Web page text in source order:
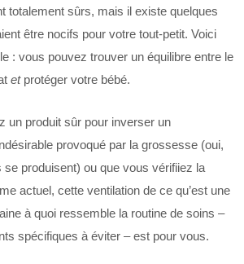
totalement sûrs, mais il existe quelques
être nocifs pour votre tout-petit. Voici
: vous pouvez trouver un équilibre entre le
etprotéger votre bébé.
un produit sûr pour inverser un
provoqué par la grossesse (oui,
se produisent) ou que vous vérifiiez la
actuel, cette ventilation de ce qu’est une
à quoi ressemble la routine de soins –
spécifiques à éviter – est pour vous.